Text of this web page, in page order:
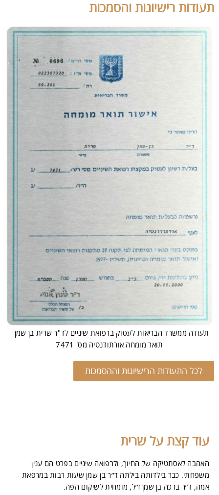
תעודות רישיונות והסמכות
תעודה ממשרד הבריאות לעסוק ברפואת שיניים לד"ר שרית בן שמן -
תואר מומחה אורתודנטיה מס' 7471
לכל התעודות הרישיונות וההסמכות
עוד קצת על שרית
האהבה לאסתטיקה של החיוך, ולרפואה שיניים בפרט הם ענין
משפחתי. כבר בילדותה בילתה ד״ר בן שמן שעות רבות במרפאת
אמה, ד״ר ברכה בן שמן ז״ל, מומחית לשיקום הפה.